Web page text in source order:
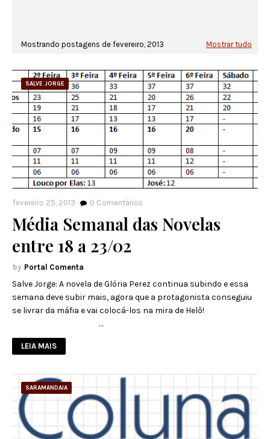
Mostrando postagens de fevereiro, 2013 Mostrar tudo
SALVE JORGE
fevereiro 25, 2013 0 Comentários
Média Semanal das Novelas
entre 18 a 23/02
Portal Comenta
Salve Jorge: A novela de Glória Perez continua subindo e essa
semana deve subir mais, agora que a protagonista conseguiu
se livrar da máfia e vai colocá-los na mira de Helô!
…
LEIA MAIS
SARAMANDAIA